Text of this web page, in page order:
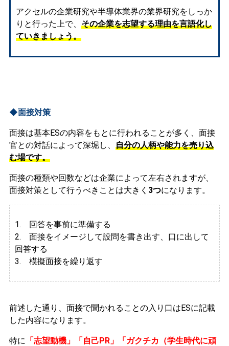
アクセルの企業研究や半導体業界の業界研究をしっか
りと行った上で、 その企業を志望する理由を言語化し
ていきましょう。
◆面接対策
面接は基本ESの内容をもとに行われることが多く、面接
官との対話によって深堀し、 自分の人柄や能力を売り込
む場です。
面接の種類や回数などは企業によって左右されますが、
面接対策として行うべきことは大きく 3つになります。
1. 回答を事前に準備する
2. 面接をイメージして設問を書き出す、口に出して
回答する
3. 模擬面接を繰り返す
前述した通り、面接で聞かれることの入り口はESに記載
した内容になります。
特に 「志望動機」「自己PR」「ガクチカ（学生時代に頑